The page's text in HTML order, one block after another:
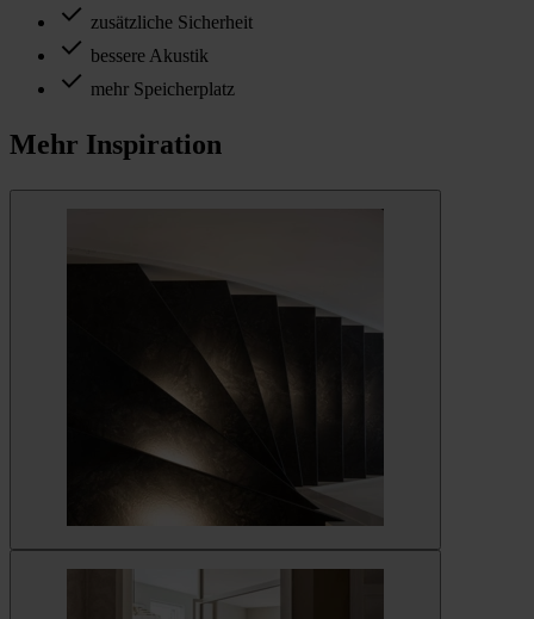
zusätzliche Sicherheit
bessere Akustik
mehr Speicherplatz
Mehr Inspiration